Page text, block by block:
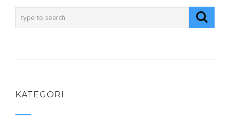
KATEGORI